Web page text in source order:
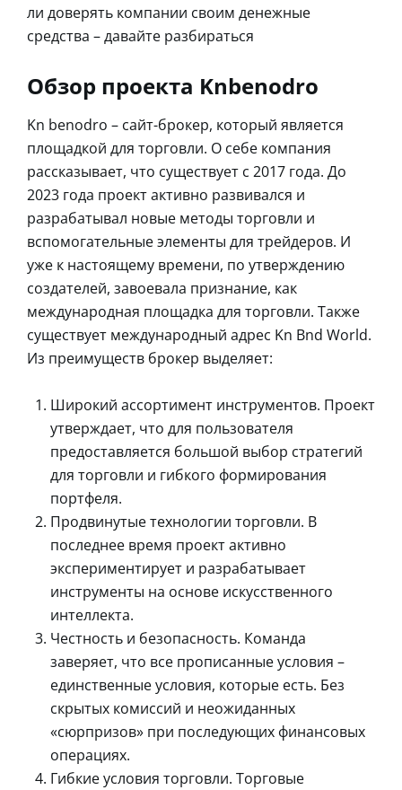
ли доверять компании своим денежные
средства – давайте разбираться
Обзор проекта Knbenodro
Kn benodro – сайт-брокер, который является
площадкой для торговли. О себе компания
рассказывает, что существует с 2017 года. До
2023 года проект активно развивался и
разрабатывал новые методы торговли и
вспомогательные элементы для трейдеров. И
уже к настоящему времени, по утверждению
создателей, завоевала признание, как
международная площадка для торговли. Также
существует международный адрес Kn Bnd World.
Из преимуществ брокер выделяет:
Широкий ассортимент инструментов. Проект
утверждает, что для пользователя
предоставляется большой выбор стратегий
для торговли и гибкого формирования
портфеля.
Продвинутые технологии торговли. В
последнее время проект активно
экспериментирует и разрабатывает
инструменты на основе искусственного
интеллекта.
Честность и безопасность. Команда
заверяет, что все прописанные условия –
единственные условия, которые есть. Без
скрытых комиссий и неожиданных
«сюрпризов» при последующих финансовых
операциях.
Гибкие условия торговли. Торговые